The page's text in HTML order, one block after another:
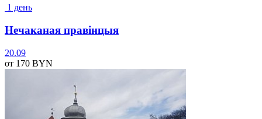
1 день
Нечаканая правінцыя
20.09
от 170 BYN